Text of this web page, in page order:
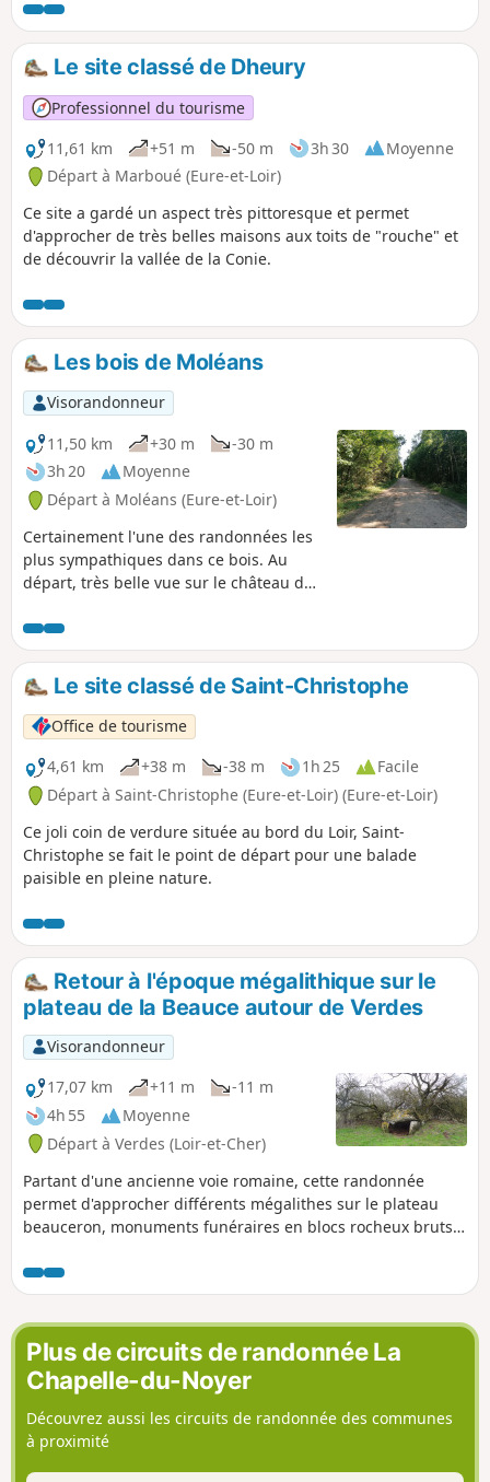
Le site classé de Dheury
Professionnel du tourisme
11,61 km
+51 m -50 m 3h 30
Moyenne
Départ à Marboué (Eure-et-Loir)
Ce site a gardé un aspect très pittoresque et permet
d'approcher de très belles maisons aux toits de "rouche" et
de découvrir la vallée de la Conie.
Les bois de Moléans
Visorandonneur
11,50 km
+30 m
-30 m
3h 20
Moyenne
Départ à Moléans (Eure-et-Loir)
Certainement l'une des randonnées les
plus sympathiques dans ce bois. Au
départ, très belle vue sur le château de
Ensuite la traversée par les gués et la
promenade en bord du Loir est fort
agréable. Le retour par la forêt permet
de terminer dans le calme.
Le site classé de Saint-Christophe
Office de tourisme
4,61 km
+38 m -38 m 1h 25
Facile
Départ à Saint-Christophe (Eure-et-Loir) (Eure-et-Loir)
Ce joli coin de verdure située au bord du Loir, Saint-
Christophe se fait le point de départ pour une balade
paisible en pleine nature.
Retour à l'époque mégalithique sur le
plateau de la Beauce autour de Verdes
Visorandonneur
17,07 km
+11 m
-11 m
4h 55
Moyenne
Départ à Verdes (Loir-et-Cher)
Partant d'une ancienne voie romaine, cette randonnée
permet d'approcher différents mégalithes sur le plateau
beauceron, monuments funéraires en blocs rocheux bruts
À pratiquer plutôt au printemps ou au début de l'été
lorsque les taches de couleur des différentes cultures
émaillent la plaine.
Plus de circuits de randonnée La
Chapelle-du-Noyer
Découvrez aussi les circuits de randonnée des communes
à proximité